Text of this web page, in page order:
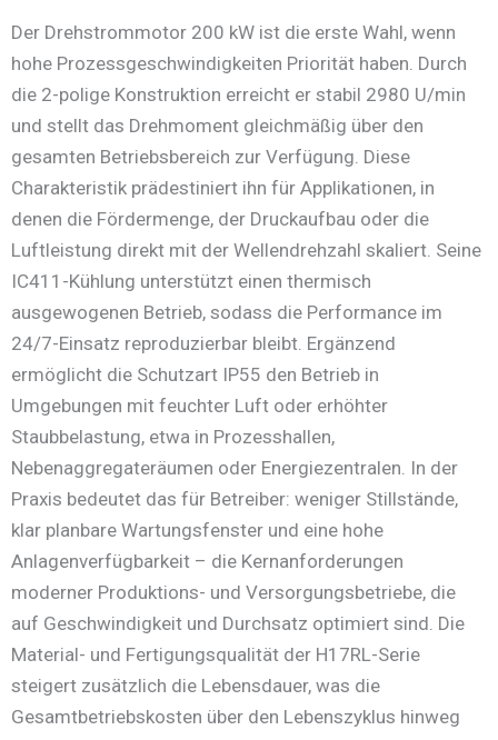
Der Drehstrommotor 200 kW ist die erste Wahl, wenn
hohe Prozessgeschwindigkeiten Priorität haben. Durch
die 2-polige Konstruktion erreicht er stabil 2980 U/min
und stellt das Drehmoment gleichmäßig über den
gesamten Betriebsbereich zur Verfügung. Diese
Charakteristik prädestiniert ihn für Applikationen, in
denen die Fördermenge, der Druckaufbau oder die
Luftleistung direkt mit der Wellen­drehzahl skaliert. Seine
IC411-Kühlung unterstützt einen thermisch
ausgewogenen Betrieb, sodass die Performance im
24/7-Einsatz reproduzierbar bleibt. Ergänzend
ermöglicht die Schutzart IP55 den Betrieb in
Umgebungen mit feuchter Luft oder erhöhter
Staubbelastung, etwa in Prozesshallen,
Nebenaggregateräumen oder Energiezentralen. In der
Praxis bedeutet das für Betreiber: weniger Stillstände,
klar planbare Wartungsfenster und eine hohe
Anlagenverfügbarkeit – die Kernanforderungen
moderner Produktions- und Versorgungsbetriebe, die
auf Geschwindigkeit und Durchsatz optimiert sind. Die
Material- und Fertigungsqualität der H17RL-Serie
steigert zusätzlich die Lebensdauer, was die
Gesamtbetriebskosten über den Lebenszyklus hinweg